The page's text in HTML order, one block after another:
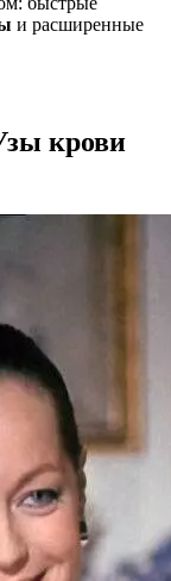
и расширенные
крови